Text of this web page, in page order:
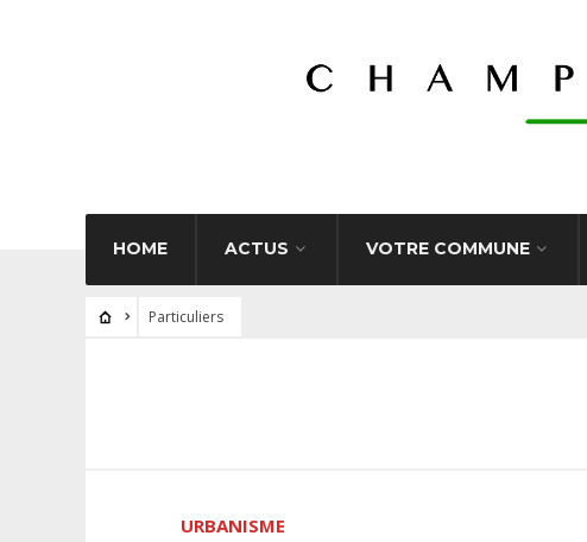
HOME ACTUS VOTRE COMMUNE
Particuliers
URBANISME